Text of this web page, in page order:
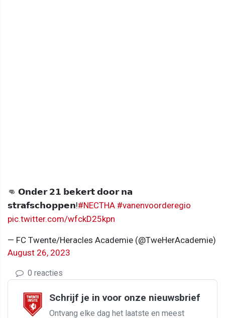
👊 𝗢𝗻𝗱𝗲𝗿 𝟮𝟭 𝗯𝗲𝗸𝗲𝗿𝘁 𝗱𝗼𝗼𝗿 𝗻𝗮
𝘀𝘁𝗿𝗮𝗳𝘀𝗰𝗵𝗼𝗽𝗽𝗲𝗻!#NECTHA #vanenvoorderegio
pic.twitter.com/wfckD25kpn
— FC Twente/Heracles Academie (@TweHerAcademie)
August 26, 2023
0 reacties
Schrijf je in voor onze nieuwsbrief
Ontvang elke dag het laatste en meest